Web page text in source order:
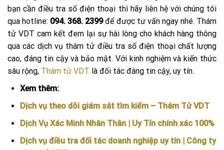
bạn cần điều tra số điện thoại thì hãy liên hệ với chúng tôi
qua hotline: 094. 368. 2399để được tư vấn ngay nhé. Thám
tử VDT cam kết đem lại sự hài lòng cho khách hàng thông
qua các dịch vụ thám tử điều tra số điện thoại chất lượng
cao, đáng tin cậy và bảo mật. Với kinh nghiệm và kiến thức
sâu rộng, Thám tử VDT là đối tác đáng tin cậy, uy tín.
Xem thêm:
Dịch vụ theo dõi giám sát tìm kiếm – Thám Tử VDT
Dịch Vụ Xác Minh Nhân Thân | Uy Tín chính xác 100%
Dịch vụ điều tra đối tác doanh nghiệp uy tín | Công ty